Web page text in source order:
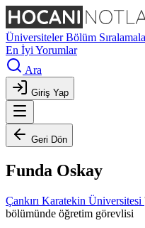
ÜniversitelerBölüm
En İyi Yorumlar
Ara
Giriş Yap
Geri Dön
Funda Oskay
Çankırı Karatekin Üniversitesi
bölümünde öğretim görevlisi